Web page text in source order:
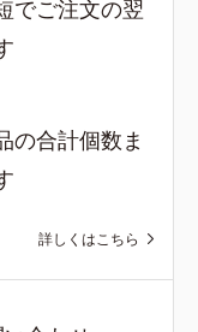
でご注文の翌
の合計個数ま
詳しくはこちら